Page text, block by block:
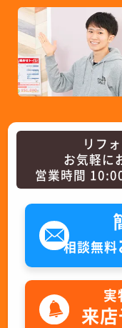
リフ
お気軽に
営業時間
相談無料
実
来